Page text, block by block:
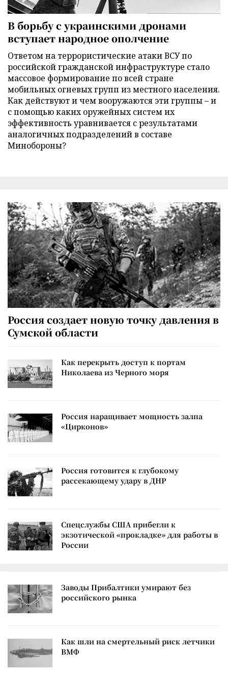
В борьбу с украинскими дронами
вступает народное ополчение
Ответом на террористические атаки ВСУ по
российской гражданской инфраструктуре стало
массовое формирование по всей стране
мобильных огневых групп из местного населения.
Как действуют и чем вооружаются эти группы – и
с помощью каких оружейных систем их
эффективность уравнивается с результатами
аналогичных подразделений в составе
Минобороны?
Россия создает новую точку давления в
Сумской области
Как перекрыть доступ к портам
Николаева из Черного моря
Россия наращивает мощность залпа
«Цирконов»
Россия готовится к глубокому
рассекающему удару в ДНР
Спецслужбы США прибегли к
экзотической «прокладке» для работы в
России
Заводы Прибалтики умирают без
российского рынка
Как шли на смертельный риск летчики
ВМФ